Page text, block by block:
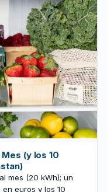
(y los 10
mes (20 kWh); un
euros y los 10